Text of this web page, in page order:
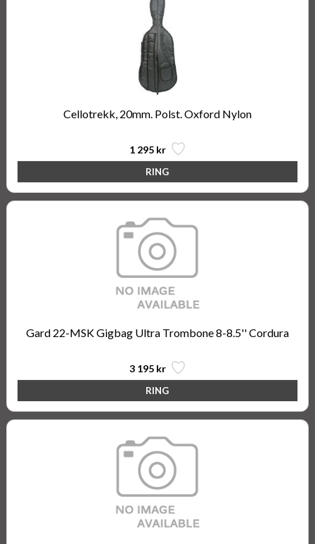
Cellotrekk, 20mm. Polst. Oxford Nylon
1 295 kr
Gard 22-MSK Gigbag Ultra Trombone 8-8.5'' Cordura
3 195 kr